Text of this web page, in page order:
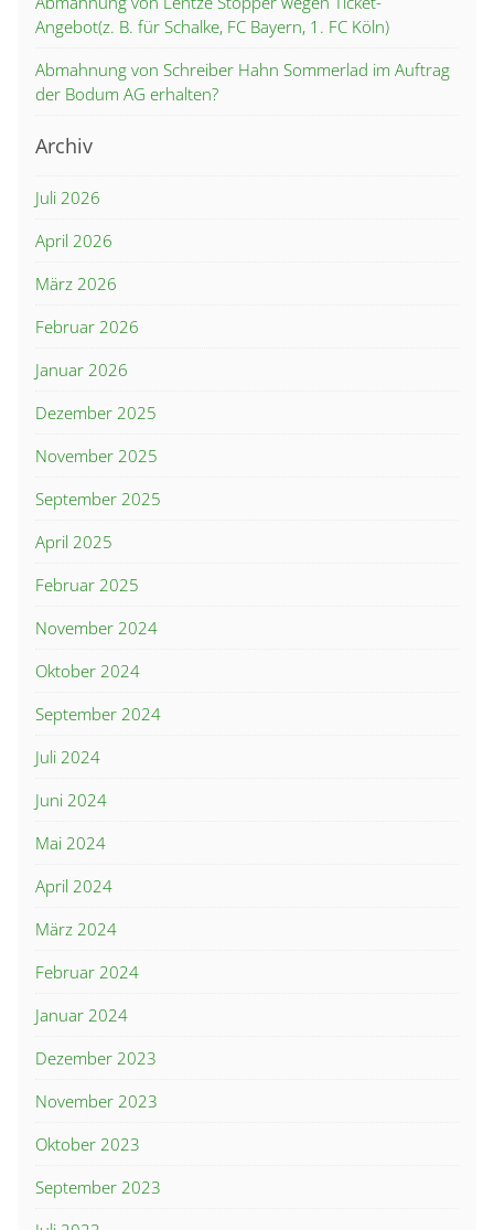
Angebot(z. B. für Schalke, FC Bayern, 1. FC Köln)
Abmahnung von Schreiber Hahn Sommerlad im Auftrag
der Bodum AG erhalten?
Archiv
Juli 2026
April 2026
März 2026
Februar 2026
Januar 2026
Dezember 2025
November 2025
September 2025
April 2025
Februar 2025
November 2024
Oktober 2024
September 2024
Juli 2024
Juni 2024
Mai 2024
April 2024
März 2024
Februar 2024
Januar 2024
Dezember 2023
November 2023
Oktober 2023
September 2023